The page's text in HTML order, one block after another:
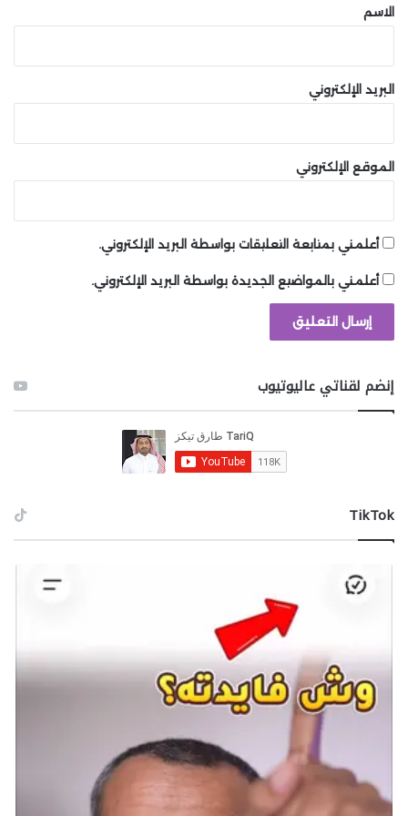
“العواصف الأيونية تُعطل الاستراتيجيات بشكل متقطع.”
علم بقدومها.
تعطيل الاستراتيجيات:
الاستراتيجيات الخاصة بك بالكامل لفترة زمنية.
الاستراتيجيات، التي تُعد مصدر القوة النارية
الرئيسية للغواصين، تصبح غير متوفرة، مما يتركك
في موقف ضعيف.
استدعاء الأدوات مسبقًا:
إذا لاحظت أن Ion Storms وشيكة، تأكد من استدعاء
بمجرد أن تصبح استراتيجياتك معطلة، ستجد
نفسك في وضع ضعيف إذا لم تكن مستعدًا.
تجنب الاشتباكات الكبرى:
يُنصح بعدم الدخول في مواجهات كبيرة إذا لاحظت
وجود Ion Storms، لأنك ستكون بلا دعم من
استراتيجياتك وستصبح هدفًا سهلاً.
تُشكل Ion Storms تحديًا كبيرًا لأنها تعطل أدوات الدعم
الرئيسية لديك. يتطلب التعامل معها استعدادًا مسبقًا
وتجنب المخاطر الكبرى أثناء تأثيرها. باستخدام التخطيط الجيد
*الاسم
البريد الإلكتروني
الموقع الإلكتروني
أعلمني بمتابعة التعليقات بواسطة البريد الإلكتروني.
أعلمني بالمواضيع الجديدة بواسطة البريد الإلكتروني.
إنضم لقناتي عاليوتيوب
‫TikTok